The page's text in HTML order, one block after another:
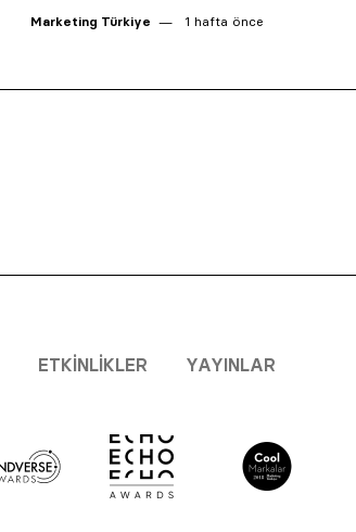
Marketing Türkiye 1 hafta önce
ETKINLIKLER YAYINLAR